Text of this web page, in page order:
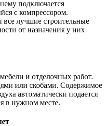
подключается
с компрессором.
лучшие строительные
от назначения у них
и отделочных работ.
или скобами. Содержимое
автоматически подается
в нужном месте.